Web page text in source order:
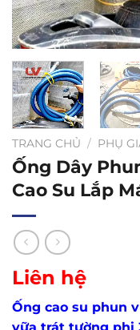
TRANG CHỦ / PHỤ
Ống Dây
Cao Su Lắp
Liên hệ
Ống cao su phun
vữa trát tường phi